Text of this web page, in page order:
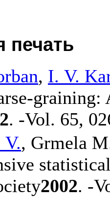
печать
, I. V.
. -Vol. 65,
, Grmela
2002. -